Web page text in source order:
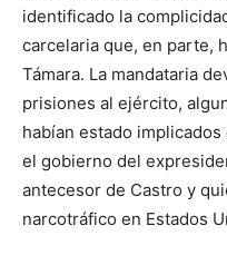
identificado la
carcelaria que, en parte,
Támara. La mandataria
prisiones al ejército,
habían estado
el gobierno del
antecesor de Castro y
narcotráfico en Estados